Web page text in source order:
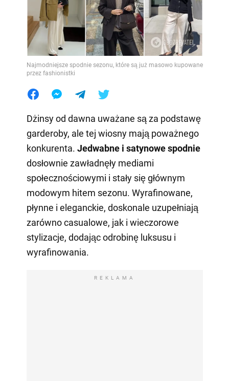
Najmodniejsze spodnie sezonu, które są już masowo kupowane
przez fashionistki
Dżinsy od dawna uważane są za podstawę
garderoby, ale tej wiosny mają poważnego
konkurenta. Jedwabne i satynowe spodnie
dosłownie zawładnęły mediami
społecznościowymi i stały się głównym
modowym hitem sezonu. Wyrafinowane,
płynne i eleganckie, doskonale uzupełniają
zarówno casualowe, jak i wieczorowe
stylizacje, dodając odrobinę luksusu i
wyrafinowania.
REKLAMA